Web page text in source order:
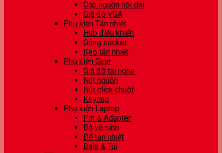
Cáp nguồn nối dài
Giá đỡ VGA
Phụ kiện Tản nhiệt
Hub điều khiển
Gông socket
Keo tản nhiệt
Phụ kiện Gear
Giá đỡ tai nghe
Nút nguồn
Nút click chuột
Keycap
Phụ kiện Laptop
Pin & Adapter
Bộ vệ sinh
Đế tản nhiệt
Balo & Túi